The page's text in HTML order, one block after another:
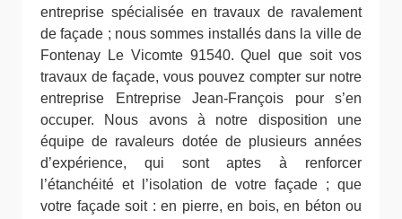
entreprise spécialisée en travaux de ravalement
de façade ; nous sommes installés dans la ville de
Fontenay Le Vicomte 91540. Quel que soit vos
travaux de façade, vous pouvez compter sur notre
entreprise Entreprise Jean-François pour s’en
occuper. Nous avons à notre disposition une
équipe de ravaleurs dotée de plusieurs années
d’expérience, qui sont aptes à renforcer
l’étanchéité et l’isolation de votre façade ; que
votre façade soit : en pierre, en bois, en béton ou